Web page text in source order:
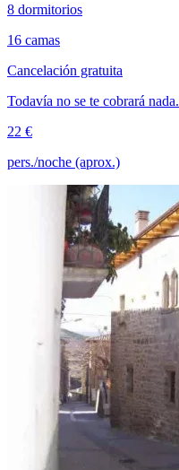
8 dormitorios
16 camas
Cancelación gratuita
Todavía no se te cobrará nada.
22 €
pers./noche (aprox.)